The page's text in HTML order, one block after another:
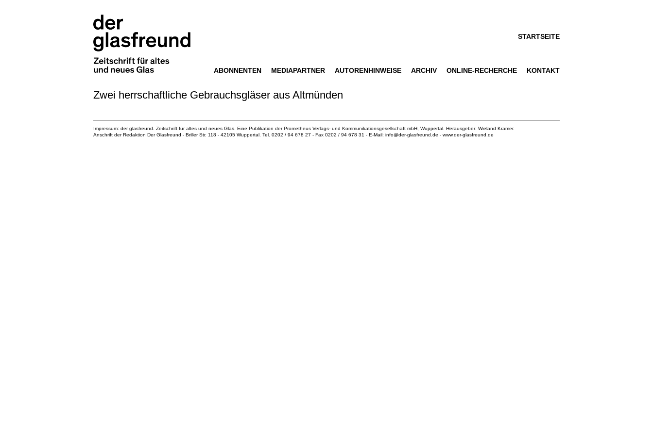
STARTSEITE
ABONNENTEN MEDIAPARTNER AUTORENHINWEISE ARCHIV ONLINE-RECHERCHE KONTAKT
Zwei herrschaftliche Gebrauchsgläser aus Altmünden
Impressum: der glasfreund. Zeitschrift für altes und neues Glas. Eine Publikation derPrometheus Verlags- und Kommunikationsgesellschaft mbH , Wuppertal. Herausgeber: Wieland Kramer.
Anschrift der Redaktion Der Glasfreund - Briller Str. 118 - 42105 Wuppertal. Tel. 0202 / 94 678 27 - Fax 0202 / 94 678 31 - E-Mail: info@der-glasfreund.de - www.der-glasfreund.de